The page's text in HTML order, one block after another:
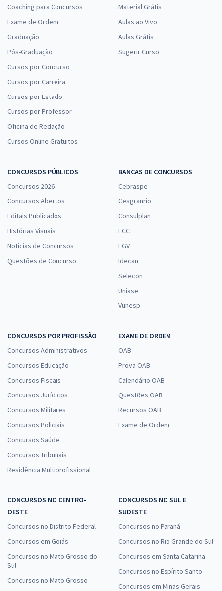
Coaching para Concursos
Exame de Ordem
Graduação
Pós-Graduação
Cursos por Concurso
Cursos por Carreira
Cursos por Estado
Cursos por Professor
Oficina de Redação
Cursos Online Gratuitos
Material Grátis
Aulas ao Vivo
Aulas Grátis
Sugerir Curso
CONCURSOS PÚBLICOS
Concursos 2026
Concursos Abertos
Editais Publicados
Histórias Visuais
Notícias de Concursos
Questões de Concurso
BANCAS DE CONCURSOS
Cebraspe
Cesgranrio
Consulplan
FCC
FGV
Idecan
Selecon
Uniase
Vunesp
CONCURSOS POR PROFISSÃO
Concursos Administrativos
Concursos Educação
Concursos Fiscais
Concursos Jurídicos
Concursos Militares
Concursos Policiais
Concursos Saúde
Concursos Tribunais
Residência Multiprofissional
EXAME DE ORDEM
OAB
Prova OAB
Calendário OAB
Questões OAB
Recursos OAB
Exame de Ordem
CONCURSOS NO CENTRO-
OESTE
Concursos no Distrito Federal
Concursos em Goiás
Concursos no Mato Grosso do
Sul
Concursos no Mato Grosso
CONCURSOS NO SUL E
SUDESTE
Concursos no Paraná
Concursos no Rio Grande do Sul
Concursos em Santa Catarina
Concursos no Espírito Santo
Concursos em Minas Gerais